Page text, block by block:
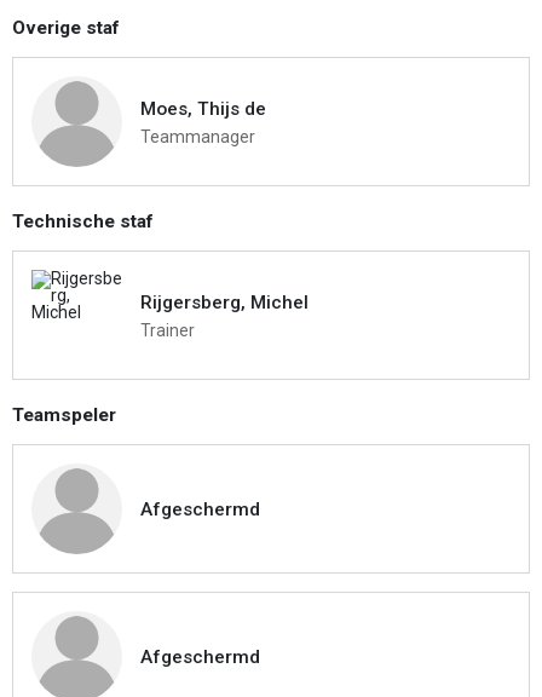
Overige staf
Moes, Thijs de
Teammanager
Technische staf
Rijgersberg, Michel
Trainer
Teamspeler
Afgeschermd
Afgeschermd